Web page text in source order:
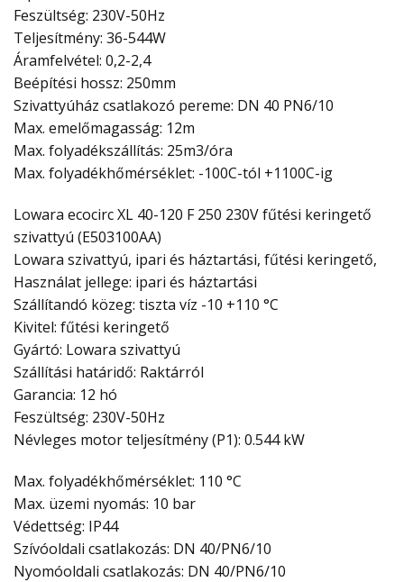
Feszültség: 230V-50Hz
Teljesítmény: 36-544W
Áramfelvétel: 0,2-2,4
Beépítési hossz: 250mm
Szivattyúház csatlakozó pereme: DN 40 PN6/10
Max. emelőmagasság: 12m
Max. folyadékszállítás: 25m3/óra
Max. folyadékhőmérséklet: -100C-tól +1100C-ig
Lowara ecocirc XL 40-120 F 250 230V fűtési keringető
szivattyú (E503100AA)
Lowara szivattyú, ipari és háztartási, fűtési keringető,
Használat jellege: ipari és háztartási
Szállítandó közeg: tiszta víz -10 +110 °C
Kivitel: fűtési keringető
Gyártó: Lowara szivattyú
Szállítási határidő: Raktárról
Garancia: 12 hó
Feszültség: 230V-50Hz
Névleges motor teljesítmény (P1): 0.544 kW
Max. folyadékhőmérséklet: 110 °C
Max. üzemi nyomás: 10 bar
Védettség: IP44
Szívóoldali csatlakozás: DN 40/PN6/10
Nyomóoldali csatlakozás: DN 40/PN6/10